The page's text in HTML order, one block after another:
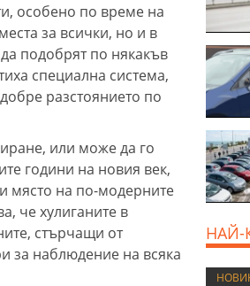
особено по време на
за всички, но и в
подобрят по някакъв
специална система,
разстоянието по
или може да го
години на новия век,
място на по-модерните
че хулиганите в
стърчащи от
за наблюдение на всяка
НАЙ-